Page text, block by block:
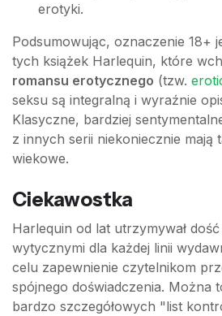
erotyki.
Podsumowując, oznaczenie 18+
tych książek Harlequin, które
romansu erotycznego (tzw.
seksu są integralną i wyraźnie
Klasyczne, bardziej
z innych serii niekoniecznie mają
wiekowe.
Ciekawostka
Harlequin od lat utrzymywał
wytycznymi dla każdej linii
celu zapewnienie czytelnikom
spójnego doświadczenia. Można
bardzo szczegółowych "list